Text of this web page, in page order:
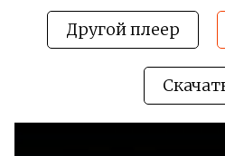
Другой плеер